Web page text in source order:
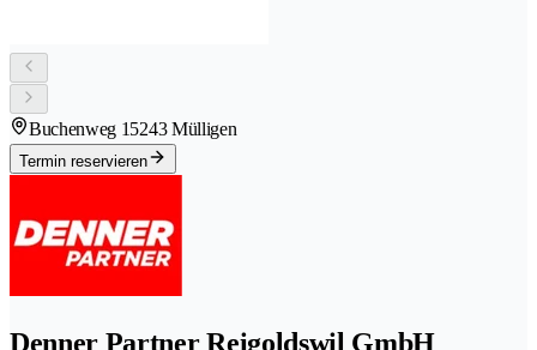
Buchenweg 15243 Mülligen
Termin reservieren
Denner Partner Reigoldswil GmbH